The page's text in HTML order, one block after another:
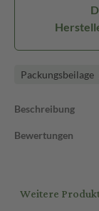
Packungsbeilage
Beschreibung
Bewertungen
Weitere